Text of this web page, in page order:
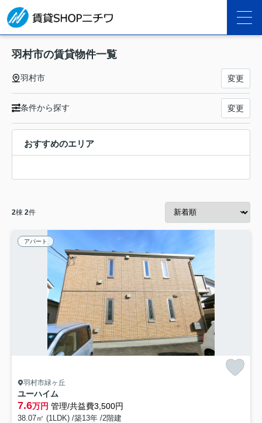
羽村市の賃貸物件一覧
羽村市 変更
条件から探す 変更
おすすめのエリア
2棟 2件
アパート
羽村市緑ヶ丘
ユーハイム
7.6万円 管理/共益費3,500円
38.07㎡ (1LDK) /築13年 /2階建